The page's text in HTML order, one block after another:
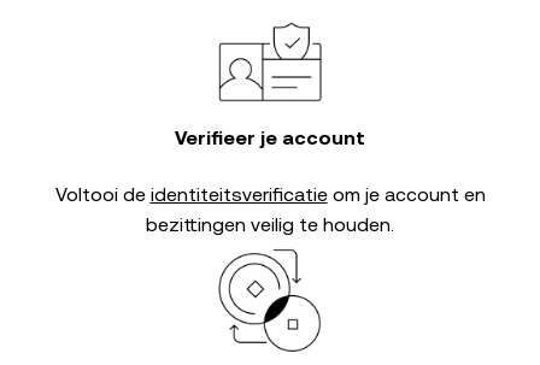
Verifieer je account
Voltooi de identiteitsverificatieom je account en
bezittingen veilig te houden.